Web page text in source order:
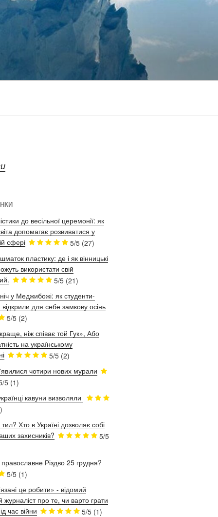
до весільної церемонії: як
допомагає розвиватися у
сфері
5/5 (27)
пластику: де і як вінницькі
використати свій
5/5 (21)
у Меджибожі: як студенти-
відкрили для себе замкову осінь
5/5 (2)
ніж співає той Гук», Або
на українському
5/5 (2)
чотири нових мурали
5 (1)
кавуни визволяли
Хто в Україні дозволяє собі
захисників?
5/5
Різдво 25 грудня?
5/5 (1)
це робити» - відомий
журналіст про те, чи варто грати
час війни
5/5 (1)